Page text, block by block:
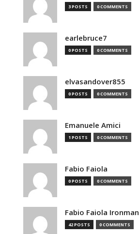
3 POSTS 0 COMMENTS
earlebruce7
0 POSTS 0 COMMENTS
elvasandover855
0 POSTS 0 COMMENTS
Emanuele Amici
1 POSTS 0 COMMENTS
Fabio Faiola
0 POSTS 0 COMMENTS
Fabio Faiola Ironman
42 POSTS 0 COMMENTS